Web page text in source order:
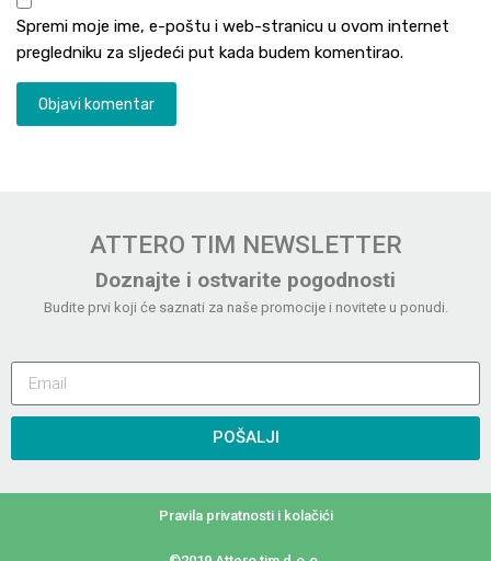
Spremi moje ime, e-poštu i web-stranicu u ovom internet
pregledniku za sljedeći put kada budem komentirao.
ATTERO TIM NEWSLETTER
Doznajte i ostvarite pogodnosti
Budite prvi koji će saznati za naše promocije i novitete u ponudi.
POŠALJI
Pravila privatnosti i kolačići